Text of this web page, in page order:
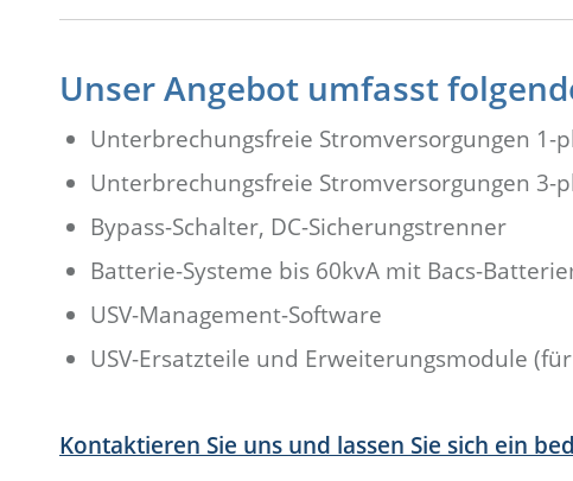
Unser Angebot umfasst
Unterbrechungsfreie Stromversorgungen 1-
Unterbrechungsfreie Stromversorgungen 3-
Bypass-Schalter, DC-Sicherungstrenner
Batterie-Systeme bis 60kvA mit Bacs-
USV-Management-Software
USV-Ersatzteile und Erweiterungsmodule
Kontaktieren Sie uns und lassen Sie sich ein